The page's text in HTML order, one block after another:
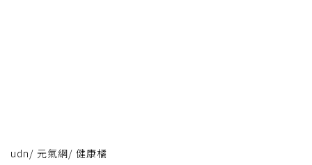
udn/ 元氣網/ 健康橘